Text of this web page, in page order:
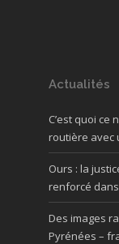
Actualités
C’est quoi
routière avec
Ours : la
renforcé
Des images
Pyrénées –